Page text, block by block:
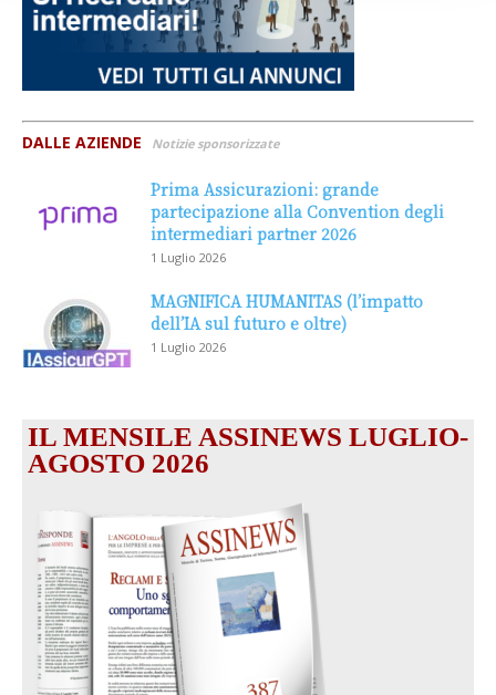
DALLE AZIENDE Notizie sponsorizzate
Prima Assicurazioni: grande
partecipazione alla Convention degli
intermediari partner 2026
1 Luglio 2026
MAGNIFICA HUMANITAS (l’impatto
dell’IA sul futuro e oltre)
1 Luglio 2026
IL MENSILE ASSINEWS LUGLIO-
AGOSTO 2026